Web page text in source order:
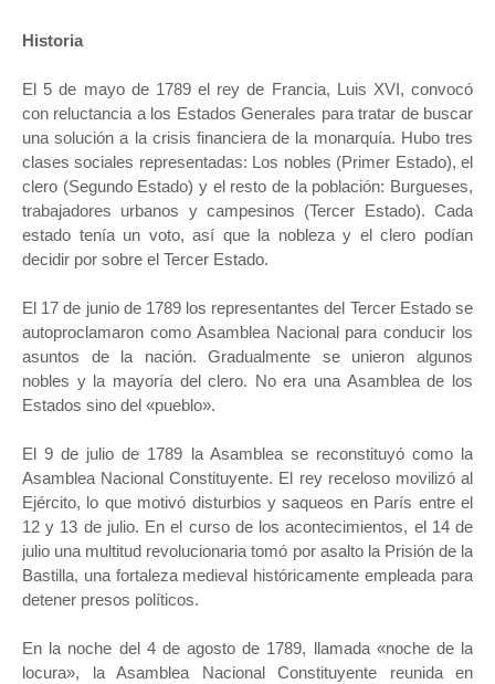
Historia
El 5 de mayo de 1789 el rey de Francia, Luis XVI, convocó
con reluctancia a los Estados Generales para tratar de buscar
una solución a la crisis financiera de la monarquía. Hubo tres
clases sociales representadas: Los nobles (Primer Estado), el
clero (Segundo Estado) y el resto de la población: Burgueses,
trabajadores urbanos y campesinos (Tercer Estado). Cada
estado tenía un voto, así que la nobleza y el clero podían
decidir por sobre el Tercer Estado.
El 17 de junio de 1789 los representantes del Tercer Estado se
autoproclamaron como Asamblea Nacional para conducir los
asuntos de la nación. Gradualmente se unieron algunos
nobles y la mayoría del clero. No era una Asamblea de los
Estados sino del «pueblo».
El 9 de julio de 1789 la Asamblea se reconstituyó como la
Asamblea Nacional Constituyente. El rey receloso movilizó al
Ejército, lo que motivó disturbios y saqueos en París entre el
12 y 13 de julio. En el curso de los acontecimientos, el 14 de
julio una multitud revolucionaria tomó por asalto la Prisión de la
Bastilla, una fortaleza medieval históricamente empleada para
detener presos políticos.
En la noche del 4 de agosto de 1789, llamada «noche de la
locura», la Asamblea Nacional Constituyente reunida en